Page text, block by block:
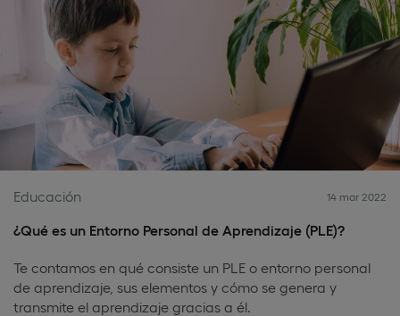
Educación 14 mar 2022
¿Qué es un Entorno Personal de Aprendizaje (PLE)?
Te contamos en qué consiste un PLE o entorno personal
de aprendizaje, sus elementos y cómo se genera y
transmite el aprendizaje gracias a él.